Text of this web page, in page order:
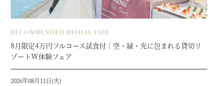
RECOMMENDED BRIDAL FAIR
8月限定4万円フルコース試食付｜空・緑・光に包まれる貸切リ
ゾートW体験フェア
2026年08月11日(火)